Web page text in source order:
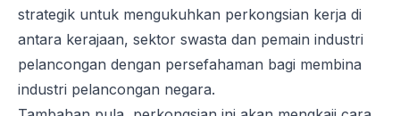
strategik untuk mengukuhkan perkongsian kerja di
antara kerajaan, sektor swasta dan pemain industri
pelancongan dengan persefahaman bagi membina
industri pelancongan negara.